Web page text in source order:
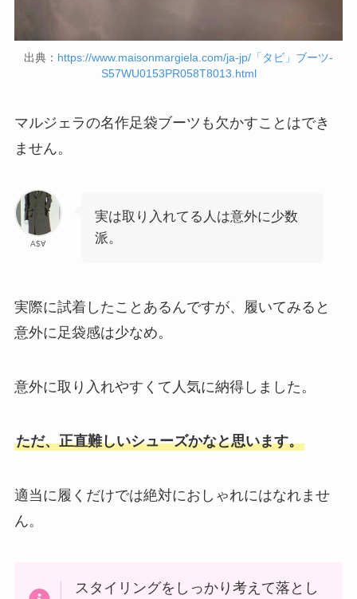
出典： https://www.maisonmargiela.com/ja-jp/「タビ」ブーツ-
S57WU0153PR058T8013.html
マルジェラの名作足袋ブーツも欠かすことはでき
ません。
A$∀
実は取り入れてる人は意外に少数
派。
実際に試着したことあるんですが、履いてみると
意外に足袋感は少なめ。
意外に取り入れやすくて人気に納得しました。
ただ、正直難しいシューズかなと思います。
適当に履くだけでは絶対におしゃれにはなれませ
ん。
スタイリングをしっかり考えて落とし